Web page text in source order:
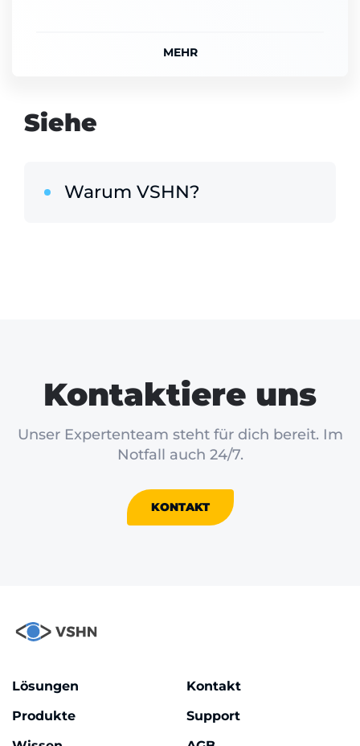
MEHR
Siehe
Warum VSHN?
Kontaktiere uns
Unser Expertenteam steht für dich bereit. Im
Notfall auch 24/7.
KONTAKT
Lösungen
Produkte
Kontakt
Support